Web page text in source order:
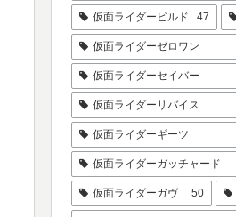
仮面ライダービルド 47
仮面ライダーゼロワン
仮面ライダーセイバー
仮面ライダーリバイス
仮面ライダーギーツ
仮面ライダーガッチャード
仮面ライダーガヴ 50